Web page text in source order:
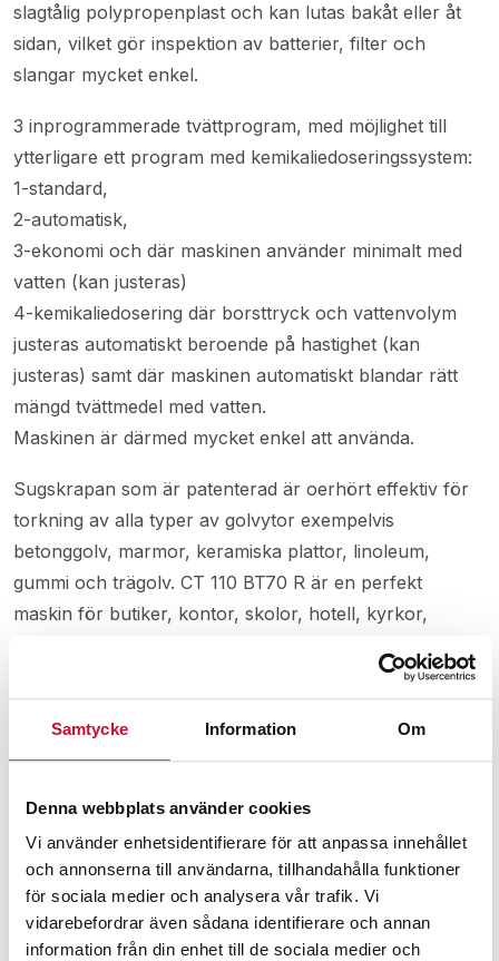
Samtycke Information Om
Denna webbplats använder cookies
Vi använder enhetsidentifierare för att anpassa innehållet
och annonserna till användarna, tillhandahålla funktioner
för sociala medier och analysera vår trafik. Vi
vidarebefordrar även sådana identifierare och annan
information från din enhet till de sociala medier och
slagtålig polypropenplast och kan lutas bakåt eller åt
sidan, vilket gör inspektion av batterier, filter och
slangar mycket enkel.
3 inprogrammerade tvättprogram, med möjlighet till
ytterligare ett program med kemikaliedoseringssystem:
1-standard,
2-automatisk,
3-ekonomi och där maskinen använder minimalt med
vatten (kan justeras)
4-kemikaliedosering där borsttryck och vattenvolym
justeras automatiskt beroende på hastighet (kan
justeras) samt där maskinen automatiskt blandar rätt
mängd tvättmedel med vatten.
Maskinen är därmed mycket enkel att använda.
Sugskrapan som är patenterad är oerhört effektiv för
torkning av alla typer av golvytor exempelvis
betonggolv, marmor, keramiska plattor, linoleum,
gummi och trägolv. CT 110 BT70 R är en perfekt
maskin för butiker, kontor, skolor, hotell, kyrkor,
Rengöringskapaciteten är lämplig för medelstora till
stora ytor.
Skurbredd: 700 mm
Bredd sugskrapa: 1010 mm
Skursystem: Cylinderborstar
Borsthastighet: 880 rpm
Borsttryck: 23,5 kg